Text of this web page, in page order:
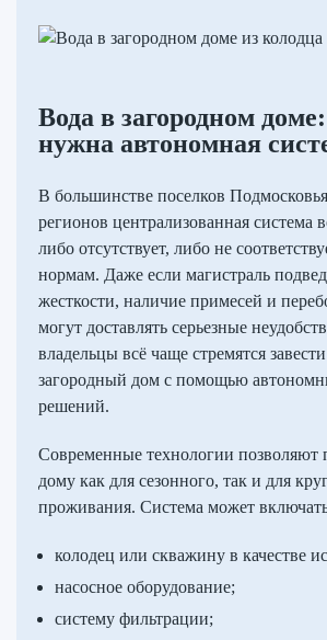
Вода в загородном
нужна автономная
В большинстве поселков
регионов централизованная система
либо отсутствует, либо не
нормам. Даже если магистраль
жесткости, наличие примесей и
могут доставлять серьезные
владельцы всё чаще стремятся
загородный дом с помощью
решений.
Современные технологии позволяют
дому как для сезонного, так и для
проживания. Система может
колодец или скважину в качестве
насосное оборудование;
систему фильтрации;